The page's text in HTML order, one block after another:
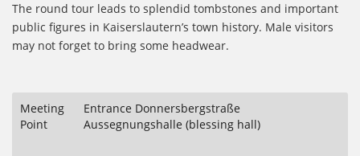
The round tour leads to splendid tombstones and important
public figures in Kaiserslautern’s town history. Male visitors
may not forget to bring some headwear.
Meeting
Point
Entrance Donnersbergstraße
Aussegnungshalle (blessing hall)